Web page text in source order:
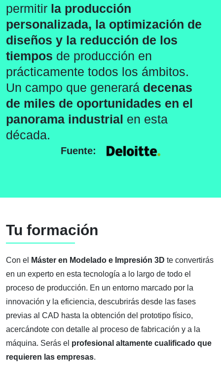
permitir la producción
personalizada, la optimización de
diseños y la reducción de los
tiempos de producción en
prácticamente todos los ámbitos.
Un campo que generará decenas
de miles de oportunidades en el
panorama industrial en esta
década.
Fuente:
Tu formación
Con el Máster en Modelado e Impresión 3D te convertirás
en un experto en esta tecnología a lo largo de todo el
proceso de producción. En un entorno marcado por la
innovación y la eficiencia, descubrirás desde las fases
previas al CAD hasta la obtención del prototipo físico,
acercándote con detalle al proceso de fabricación y a la
máquina. Serás el profesional altamente cualificado que
requieren las empresas.